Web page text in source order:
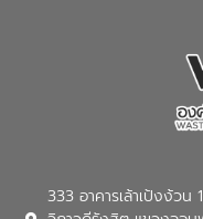
333 อาคารเล้าเป้งง้วน